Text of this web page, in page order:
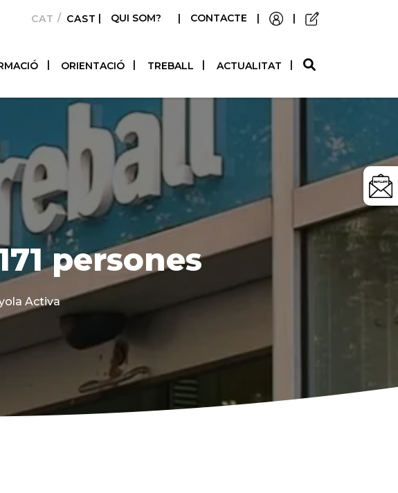
CATALÀCASTELLANO
| QUI SOM? | CONTACTE | |
ORIENTACIÓ TREBALL ACTUALITAT
persones
Activa